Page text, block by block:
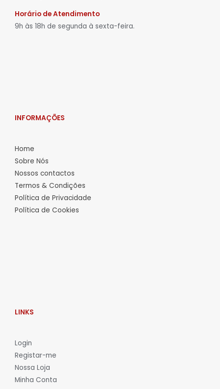
Horário de Atendimento
9h às 18h de segunda à sexta-feira.
INFORMAÇÕES
Home
Sobre Nós
Nossos contactos
Termos & Condições
Política de Privacidade
Política de Cookies
LINKS
Login
Registar-me
Nossa Loja
Minha Conta